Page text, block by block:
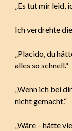
„Es tut mir leid,
Ich verdrehte
„Placido, du
alles so schnell.“
„Wenn ich bei
nicht gemacht.“
„Wäre – hätte